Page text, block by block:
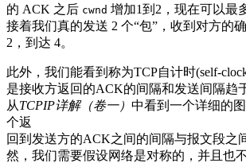
的 ACK 之后 cwnd 增加1到2，现在可以最
接着我们真的发送 2 个“包”，收到对方的
2，到达 4。
此外，我们能看到称为TCP自计时(self-
是接收方返回的ACK的间隔和发送间隔趋
从TCPIP详解（卷一） 中看到一个详细的
个返
回到发送方的ACK之间的间隔与报文段之
然，我们需要假设网络是对称的，并且也